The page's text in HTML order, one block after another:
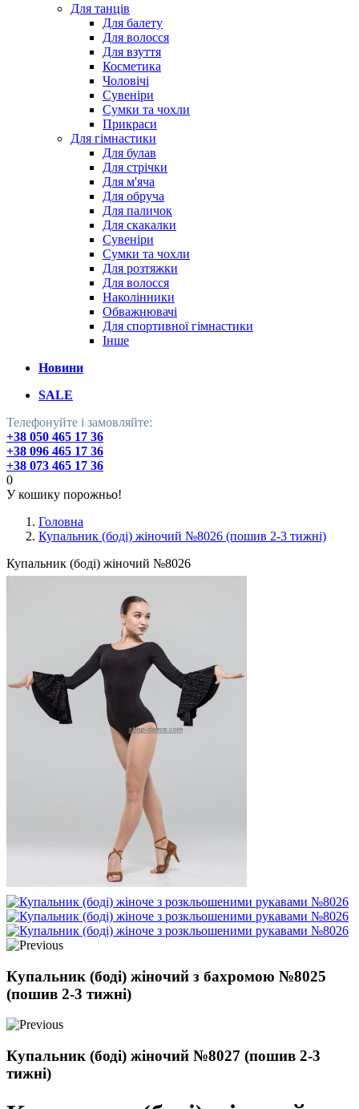
Для танців
Для балету
Для волосся
Для взуття
Косметика
Чоловічі
Сувеніри
Сумки та чохли
Прикраси
Для гімнастики
Для булав
Для стрічки
Для м'яча
Для обруча
Для паличок
Для скакалки
Сувеніри
Сумки та чохли
Для розтяжки
Для волосся
Наколінники
Обважнювачі
Для спортивної гімнастики
Інше
Новини
SALE
Телефонуйте і замовляйте:
+38 050 465 17 36
+38 096 465 17 36
+38 073 465 17 36
0
У кошику порожньо!
Головна
Купальник (боді) жіночий №8026 (пошив 2-3 тижні)
Купальник (боді) жіночий №8026
Купальник (боді) жіночий з бахромою №8025
(пошив 2-3 тижні)
Купальник (боді) жіночий №8027 (пошив 2-3
тижні)